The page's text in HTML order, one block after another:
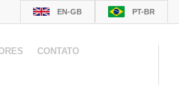
EN-GB PT-BR
CONTATO